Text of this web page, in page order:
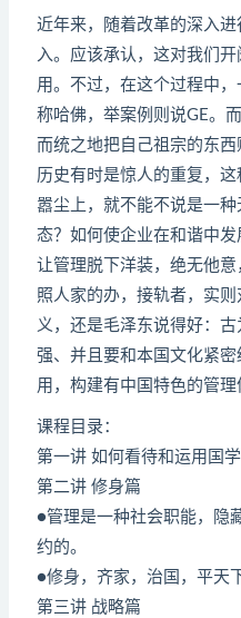
近年来，随着改革的深入
入。应该承认，这对我们
用。不过，在这个过程中
称哈佛，举案例则说GE。
而统之地把自己祖宗的东西
历史有时是惊人的重复，
嚣尘上，就不能不说是一
态？如何使企业在和谐中
让管理脱下洋装，绝无他
照人家的办，接轨者，实
义，还是毛泽东说得好：
强、并且要和本国文化紧
用，构建有中国特色的管理
课程目录：
第一讲 如何看待和运用国学
第二讲 修身篇
●管理是一种社会职能，隐
约的。
●修身，齐家，治国，平天
第三讲 战略篇